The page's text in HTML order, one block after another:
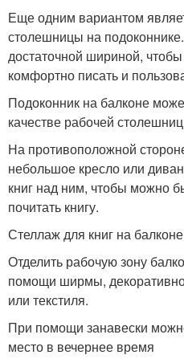
Еще одним вариантом
столешницы на
достаточной шириной,
комфортно писать и
Подоконник на балконе
качестве рабочей
На противоположной
небольшое кресло или
книг над ним, чтобы можно
почитать книгу.
Стеллаж для книг на
Отделить рабочую зону
помощи ширмы,
или текстиля.
При помощи занавески
место в вечернее время